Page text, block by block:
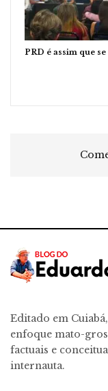
PRD é assim que
Editado em
enfoque mato-
factuais e
internauta.